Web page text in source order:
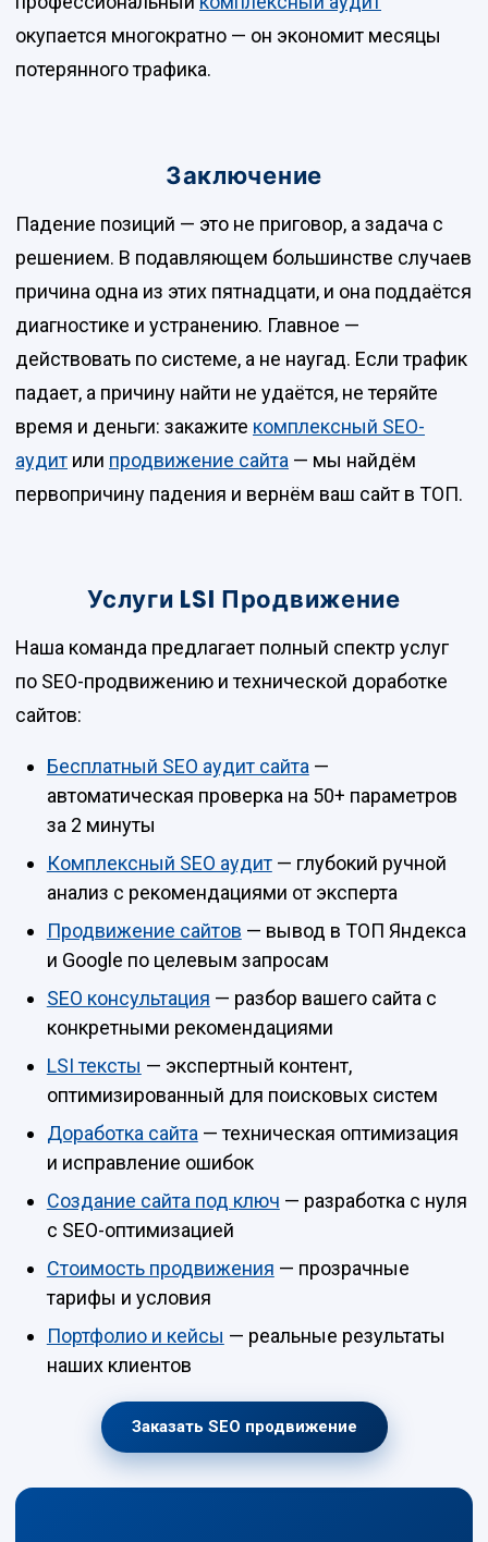
окупается многократно — он экономит месяцы
потерянного трафика.
Заключение
Падение позиций — это не приговор, а задача с
решением. В подавляющем большинстве случаев
причина одна из этих пятнадцати, и она поддаётся
диагностике и устранению. Главное —
действовать по системе, а не наугад. Если трафик
падает, а причину найти не удаётся, не теряйте
время и деньги: закажите комплексный SEO-
аудит или продвижение сайта — мы найдём
первопричину падения и вернём ваш сайт в ТОП.
Услуги LSI Продвижение
Наша команда предлагает полный спектр услуг
по SEO-продвижению и технической доработке
сайтов:
Бесплатный SEO аудит сайта —
автоматическая проверка на 50+ параметров
за 2 минуты
Комплексный SEO аудит— глубокий ручной
анализ с рекомендациями от эксперта
Продвижение сайтов — вывод в ТОП Яндекса
и Google по целевым запросам
SEO консультация — разбор вашего сайта с
конкретными рекомендациями
LSI тексты — экспертный контент,
оптимизированный для поисковых систем
Доработка сайта — техническая оптимизация
и исправление ошибок
Создание сайта под ключ — разработка с нуля
с SEO-оптимизацией
Стоимость продвижения — прозрачные
тарифы и условия
Портфолио и кейсы — реальные результаты
наших клиентов
Заказать SEO продвижение